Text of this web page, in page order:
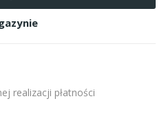
realizacji płatności